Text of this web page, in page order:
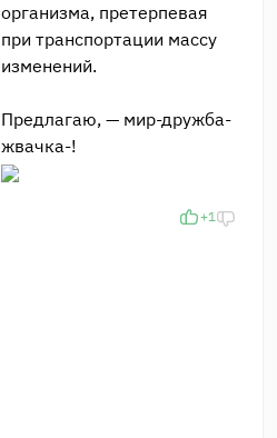
организма, претерпевая
при транспортации массу
изменений.
Предлагаю, — мир-дружба-
жвачка-!
+1